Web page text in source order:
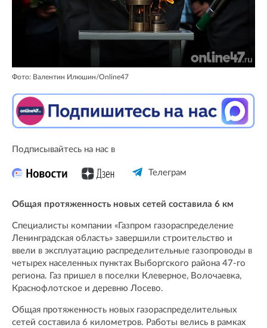
Фото: Валентин Илюшин/Online47
Подписывайтесь на нас в
Телеграм
Общая протяженность новых сетей составила 6 км
Специалисты компании «Газпром газораспределение
Ленинградская область» завершили строительство и
ввели в эксплуатацию распределительные газопроводы в
четырех населенных пунктах Выборгского района 47-го
региона. Газ пришел в поселки Клеверное, Волочаевка,
Краснофлотское и деревню Лосево.
Общая протяженность новых газораспределительных
сетей составила 6 километров. Работы велись в рамках